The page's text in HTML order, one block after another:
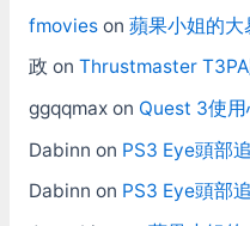
fmovieson 蘋果小姐的大
政 on Thrustmaster
ggqqmaxon Quest 3使
Dabinn on PS3 Eye頭部
Dabinn on PS3 Eye頭部